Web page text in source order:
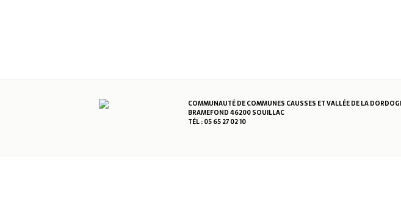
COMMUNAUTÉ DE COMMUNES CAUSSES ET VALLÉE DE LA
BRAMEFOND 46200 SOUILLAC
TÉL : 05 65 27 02 10